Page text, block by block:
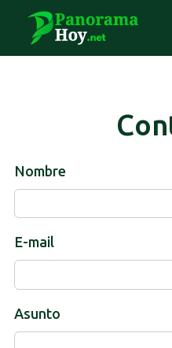
Nombre
E-mail
Asunto